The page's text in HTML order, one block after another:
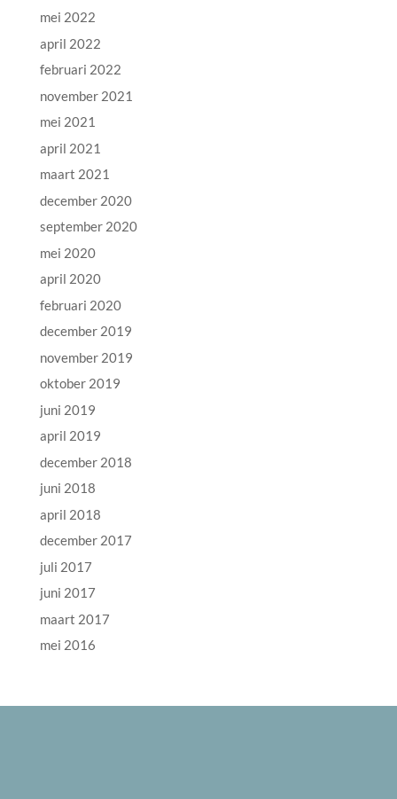
mei 2022
april 2022
februari 2022
november 2021
mei 2021
april 2021
maart 2021
december 2020
september 2020
mei 2020
april 2020
februari 2020
december 2019
november 2019
oktober 2019
juni 2019
april 2019
december 2018
juni 2018
april 2018
december 2017
juli 2017
juni 2017
maart 2017
mei 2016